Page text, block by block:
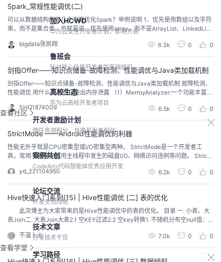
加入HCWD
华为云女性开发者计划，即将开启
鲁班会
针对核心伙伴开发者的高端组织
高校生态
华为云高校开发者项目
查看社区
开发者激励计划
做任务领积分，兑换开发者权益
案例共创
CodeArts代码智能体优秀应用开发
论坛交流
开发交流阵地
技术文章
分享技术干货
查看学堂
学习路径
Spark_常规性能调优(二)
可以从数据结构的哪几个方面优化Spark？举例说明 1、优先使用数组以及字符
串，而不是集合类。也就是说，优先使用array，而不是ArrayList、LinkedLis
这种数据结构，统一用String拼接成特殊格式的字符串，比如Map<Integer，P
erson> persons = new...
bigdata张凯翔 6.3k 0 0
剑指Offer——知识点储备-故障检测、性能调优与Java类加载机制
剑指Offer——知识点储备-故障检测、性能调优与Java类加载机制 故障检测、
性能调优 用什么工具可以查出内存泄露 （1）MerroyAnalyzer:一个功能丰富的
java堆转储文件分析工具，可以帮助你发现内存漏洞和减少内存消耗;（2）Ecli
pseMAT：是一款开源的java内存分析软件，查找内存泄漏，能容易找到大块内
存并验证谁在一直占用它，它是基于Ecli...
SHQ1874009 6.5k 0 0
StrictMode ——Android性能调优的利器
性能无外乎就是CPU密集型或I/O密集型两种。 StrictMode是一个开发者工
具，常用于捕获在应用主线程中发生的磁盘I/O、网络访问违例等问题。 Strict
Mode具体能检测什么呢 StrictMode主要检测两大问题：线程策略（TreadPoli
cy）和VM策略（VmPolicy）。 ThreadPolicy线程策略： 自定义的耗时调
用，使用detec...
yd_221104950 6.2k 0 0
Hive快速入门系列(15) | Hive性能调优 [二] 表的优化
此次博主为大家带来的是Hive性能调优中的表的优化。 目录 一. 小表、大
表Join二. 大表Join大表2.1 空KEY过滤2.2 空key转换1. 不随机分布空null值：2.
随机分布空null值 三. MapJoin（小表join大表）3.1 开启MapJoin参数设置3.1
MapJoin工作机制 四. Group By五. Cou...
不温卜火 7.0k 0 0